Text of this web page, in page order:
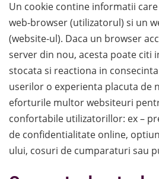
Un cookie contine informatii
web-browser (utilizatorul) si un
(website-ul). Daca un browser
server din nou, acesta poate citi
stocata si reactiona in
userilor o experienta placuta de
eforturile multor websiteuri
confortabile utilizatorillor: ex –
de confidentialitate online,
ului, cosuri de cumparaturi sau